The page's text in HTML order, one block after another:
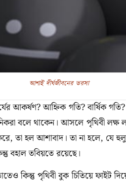
আশাই দীর্ঘজীবনের ভরসা
আহ্নিক গতি? বার্ষিক গতি?
বলে থাকেন। আসলে পৃথিবী লক্ষ
তা হল আশাবাদ। তা না হলে, যে
বহাল তবিয়তে রয়েছে।
কিন্তু পৃথিবী বুক চিতিয়ে ফাইট